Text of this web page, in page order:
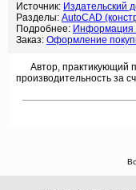
Источник: Издательский
Разделы: AutoCAD
Подробнее: Информация
Заказ: Оформление
Автор, практикующий
производительность за